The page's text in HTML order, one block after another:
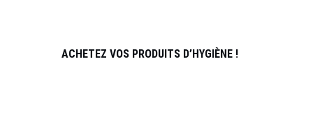
ACHETEZ VOS PRODUITS D’HYGIÈNE !